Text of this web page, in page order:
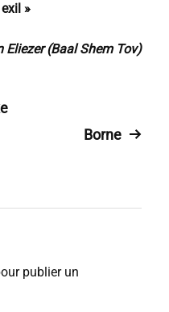
»
Eliezer (Baal Shem Tov)
Borne
publier un